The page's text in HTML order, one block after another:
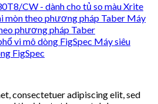
CW - dành cho tủ so màu Xrite
Máy
phương pháp Taber
Máy siêu
FigSpec
consectetuer adipiscing elit, sed